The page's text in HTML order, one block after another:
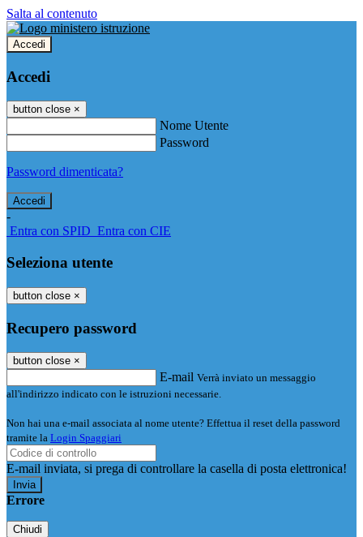
Salta al contenuto
Accedi
Accedi
button close ×
Nome Utente
Password
Password dimenticata?
-
Entra con SPID Entra con CIE
Seleziona utente
button close ×
Recupero password
button close ×
E-mail Verrà inviato un messaggio
all'indirizzo indicato con le istruzioni necessarie.
Non hai una e-mail associata al nome utente? Effettua il reset della password
tramite la Login Spaggiari
E-mail inviata, si prega di controllare la casella di posta elettronica!
Errore
Chiudi